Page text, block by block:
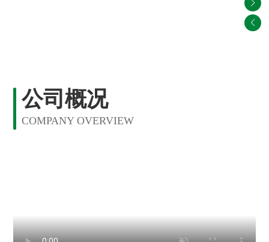
公司概况
COMPANY OVERVIEW